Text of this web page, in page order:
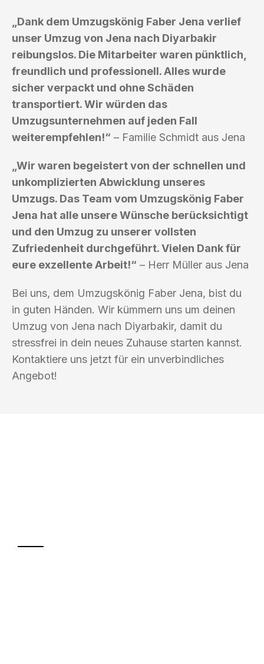
„Dank dem Umzugskönig Faber Jena verlief
unser Umzug von Jena nach Diyarbakir
reibungslos. Die Mitarbeiter waren pünktlich,
freundlich und professionell. Alles wurde
sicher verpackt und ohne Schäden
transportiert. Wir würden das
Umzugsunternehmen auf jeden Fall
weiterempfehlen!“ – Familie Schmidt aus Jena
„Wir waren begeistert von der schnellen und
unkomplizierten Abwicklung unseres
Umzugs. Das Team vom Umzugskönig Faber
Jena hat alle unsere Wünsche berücksichtigt
und den Umzug zu unserer vollsten
Zufriedenheit durchgeführt. Vielen Dank für
eure exzellente Arbeit!“ – Herr Müller aus Jena
Bei uns, dem Umzugskönig Faber Jena, bist du
in guten Händen. Wir kümmern uns um deinen
Umzug von Jena nach Diyarbakir, damit du
stressfrei in dein neues Zuhause starten kannst.
Kontaktiere uns jetzt für ein unverbindliches
Angebot!